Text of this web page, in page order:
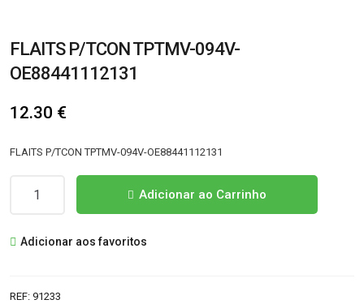
FLAITS P/TCON TPTMV-094V-
OE88441112131
12.30 €
FLAITS P/TCON TPTMV-094V-OE88441112131
P/TCON
Adicionar ao Carrinho
Adicionar aos favoritos
REF: 91233